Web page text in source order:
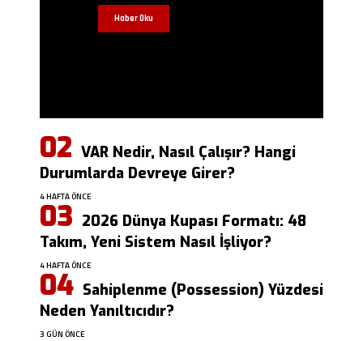
Haber Oku
VAR Nedir, Nasıl Çalışır? Hangi
Durumlarda Devreye Girer?
4 HAFTA ÖNCE
2026 Dünya Kupası Formatı: 48
Takım, Yeni Sistem Nasıl İşliyor?
4 HAFTA ÖNCE
Sahiplenme (Possession) Yüzdesi
Neden Yanıltıcıdır?
3 GÜN ÖNCE